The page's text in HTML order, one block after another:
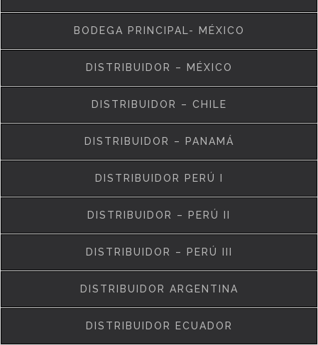
BODEGA PRINCIPAL- MÉXICO
DISTRIBUIDOR – MÉXICO
DISTRIBUIDOR – CHILE
DISTRIBUIDOR – PANAMÁ
DISTRIBUIDOR PERÚ I
DISTRIBUIDOR – PERÚ II
DISTRIBUIDOR – PERÚ III
DISTRIBUIDOR ARGENTINA
DISTRIBUIDOR ECUADOR